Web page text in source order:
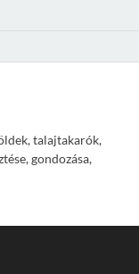
talajtakarók,
gondozása,